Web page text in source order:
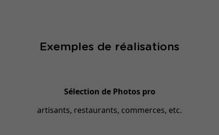
Exemples de réalisations
Sélection de Photos pro
artisants, restaurants, commerces, etc.